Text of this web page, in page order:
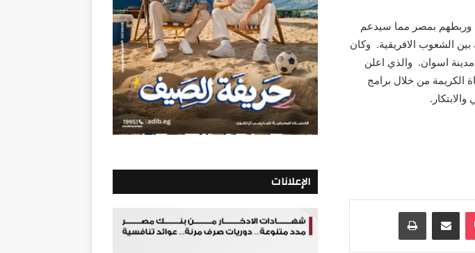
وربطهم بمصر مما سيدعم
الشعوب الافريقية. وكان
اسوان. والذي اعلن
الكريمة من خلال برامج
‫Pocket مشاركة عبر البريد طباعة
الإعلانات